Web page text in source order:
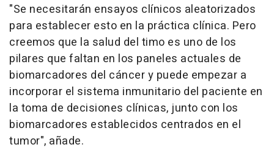
"Se necesitarán ensayos clínicos aleatorizados
para establecer esto en la práctica clínica. Pero
creemos que la salud del timo es uno de los
pilares que faltan en los paneles actuales de
biomarcadores del cáncer y puede empezar a
incorporar el sistema inmunitario del paciente en
la toma de decisiones clínicas, junto con los
biomarcadores establecidos centrados en el
tumor", añade.